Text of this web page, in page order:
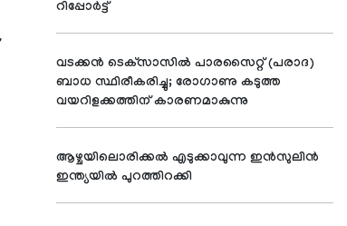
റിപ്പോര്‍ട്ട്
വടക്കന്‍ ടെക്‌സാസില്‍ പാരസൈറ്റ് (പരാദ)
ബാധ സ്ഥിരീകരിച്ചു; രോഗാണു കടുത്ത
വയറിളക്കത്തിന് കാരണമാകുന്നു
ആഴ്ചയിലൊരിക്കല്‍ എടുക്കാവുന്ന ഇന്‍സുലിന്‍
ഇന്ത്യയില്‍ പുറത്തിറക്കി